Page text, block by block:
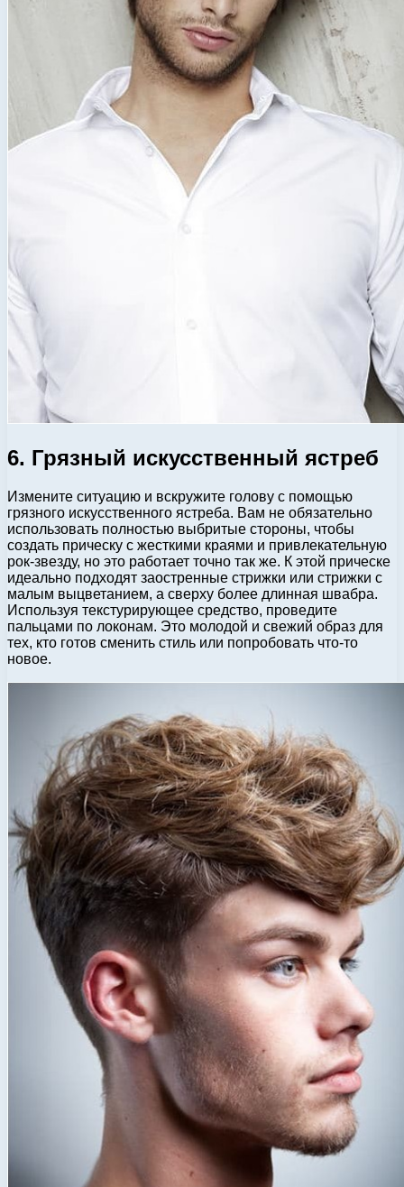
6. Грязный искусственный ястреб
Измените ситуацию и вскружите голову с помощью
грязного искусственного ястреба. Вам не обязательно
использовать полностью выбритые стороны, чтобы
создать прическу с жесткими краями и привлекательную
рок-звезду, но это работает точно так же. К этой прическе
идеально подходят заостренные стрижки или стрижки с
малым выцветанием, а сверху более длинная швабра.
Используя текстурирующее средство, проведите
пальцами по локонам. Это молодой и свежий образ для
тех, кто готов сменить стиль или попробовать что-то
новое.